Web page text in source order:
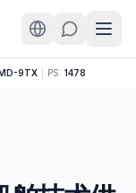
9TX PS: 1478